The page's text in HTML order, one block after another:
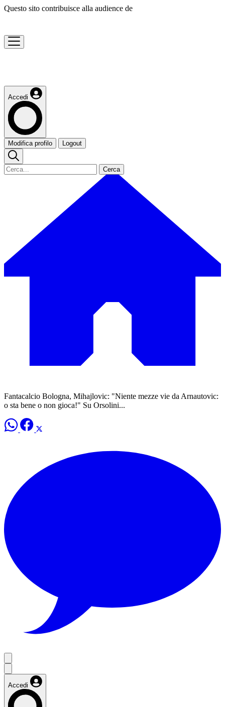
Questo sito contribuisce alla audience de
Accedi
Modifica profilo Logout
Cerca
Fantacalcio Bologna, Mihajlovic: "Niente mezze vie da Arnautovic:
o sta bene o non gioca!" Su Orsolini...
Accedi